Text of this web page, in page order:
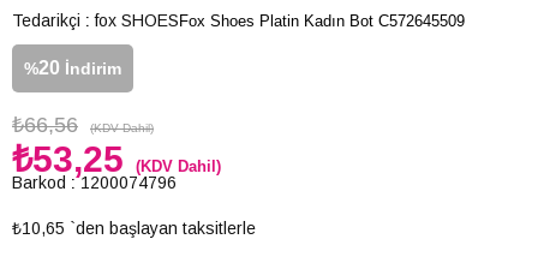
Tedarikçi : fox SHOES
%20 İndirim
₺66,56 (KDV Dahil)
₺53,25 (KDV Dahil)
Barkod : 1200074796
₺10,65 `den başlayan taksitlerle
Fox Shoes Platin Kadın Bot C572645509